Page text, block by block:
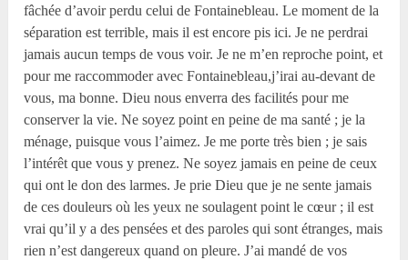
fâchée d’avoir perdu celui de Fontainebleau. Le moment de la
séparation est terrible, mais il est encore pis ici. Je ne perdrai
jamais aucun temps de vous voir. Je ne m’en reproche point, et
pour me raccommoder avec Fontainebleau,j’irai au-devant de
vous, ma bonne. Dieu nous enverra des facilités pour me
conserver la vie. Ne soyez point en peine de ma santé ; je la
ménage, puisque vous l’aimez. Je me porte très bien ; je sais
l’intérêt que vous y prenez. Ne soyez jamais en peine de ceux
qui ont le don des larmes. Je prie Dieu que je ne sente jamais
de ces douleurs où les yeux ne soulagent point le cœur ; il est
vrai qu’il y a des pensées et des paroles qui sont étranges, mais
rien n’est dangereux quand on pleure. J’ai mandé de vos